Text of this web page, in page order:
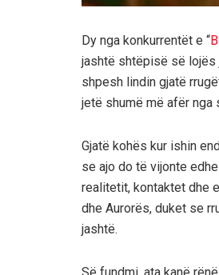
Dy nga konkurrentët e “
jashtë shtëpisë së lojës
shpesh lindin gjatë
jetë shumë më afër nga
Gjatë kohës kur ishin
se ajo do të vijonte
realitetit, kontaktet dhe
dhe Aurorës, duket se
jashtë.